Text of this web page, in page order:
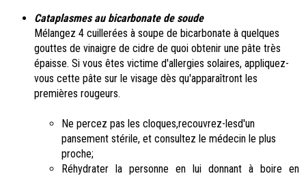
Cataplasmes au bicarbonate de soude
Mélangez 4 cuillerées à soupe de bicarbonate à quelques
gouttes de vinaigre de cidre de quoi obtenir une pâte très
épaisse. Si vous êtes victime d'allergies solaires, appliquez-
vous cette pâte sur le visage dès qu'apparaîtront les
premières rougeurs.
Ne percez pas les cloques,recouvrez-lesd'un
pansement stérile, et consultez le médecin le plus
proche;
Réhydrater la personne en lui donnant à boire en